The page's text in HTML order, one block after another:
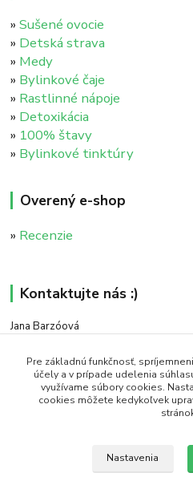
»Sušené ovocie
» Detská strava
» Medy
» Bylinkové čaje
» Rastlinné nápoje
» Detoxikácia
» 100% štavy
» Bylinkové tinktúry
Overený e-shop
» Recenzie
Kontaktujte nás :)
Jana Barzóová
(PO - PIA, 8:00 - 18:00)
objednavky@naturaj.sk
Pre základnú funkčnosť,
účely a v prípade udelenia
využívame súbory cookies.
cookies môžete kedykoľvek
Nastavenia